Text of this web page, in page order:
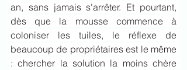
an, sans jamais s'arrêter. Et pourtant,
dès que la mousse commence à
coloniser les tuiles, le réflexe de
beaucoup de propriétaires est le même
: chercher la solution la moins chère